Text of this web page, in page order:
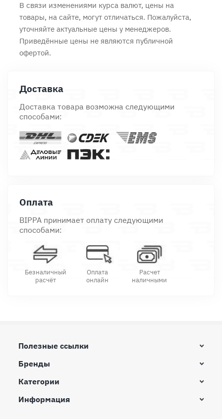
В связи изменениями курса валют, цены на
товары, на сайте, могут отличаться. Пожалуйста,
уточняйте актуальные цены у менеджеров.
Приведённые цены не являются публичной
офертой.
Доставка
Доставка товара возможна следующими
способами:
Оплата
BIPPA принимает оплату следующими
способами:
Безналичный
расчёт
Оплата
онлайн
Расчет
наличными
Полезные ссылки
Бренды
Категории
Информация